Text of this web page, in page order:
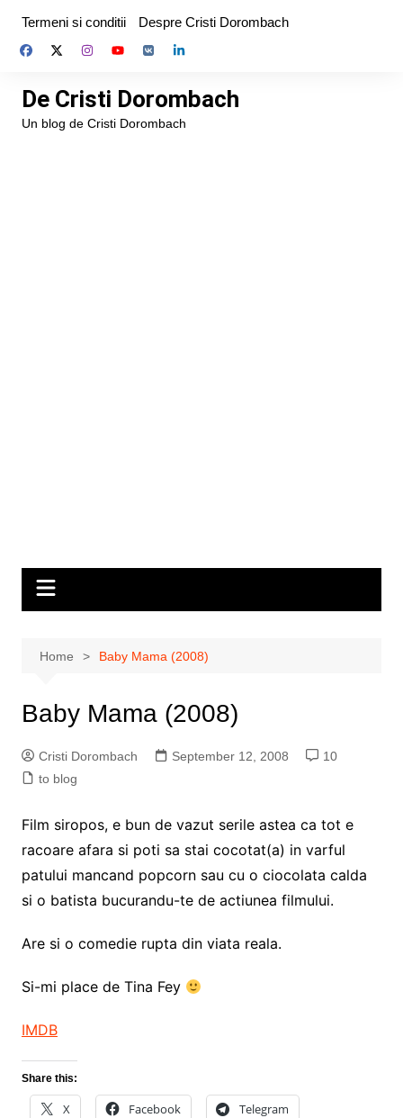
content
Termeni si conditii Despre Cristi Dorombach
De Cristi Dorombach
Un blog de Cristi Dorombach
Home Baby Mama (2008)
Baby Mama (2008)
Cristi Dorombach September 12, 2008
10
to blog
Film siropos, e bun de vazut serile astea ca tot e
racoare afara si poti sa stai cocotat(a) in varful
patului mancand popcorn sau cu o ciocolata calda
si o batista bucurandu-te de actiunea filmului.
Are si o comedie rupta din viata reala.
Si-mi place de Tina Fey
IMDB
Share this:
X Facebook Telegram